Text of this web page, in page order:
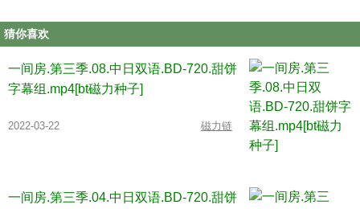
猜你喜欢
一间房.第三季.08.中日双语.BD-720.甜饼
字幕组.mp4[bt磁力种子]
2022-03-22 磁力链
一间房.第三季.04.中日双语.BD-720.甜饼